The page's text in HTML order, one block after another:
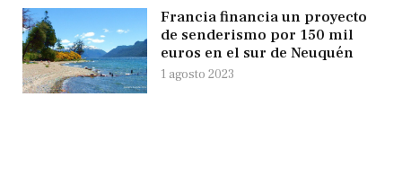
Francia financia un proyecto
de senderismo por 150 mil
euros en el sur de Neuquén
1 agosto 2023